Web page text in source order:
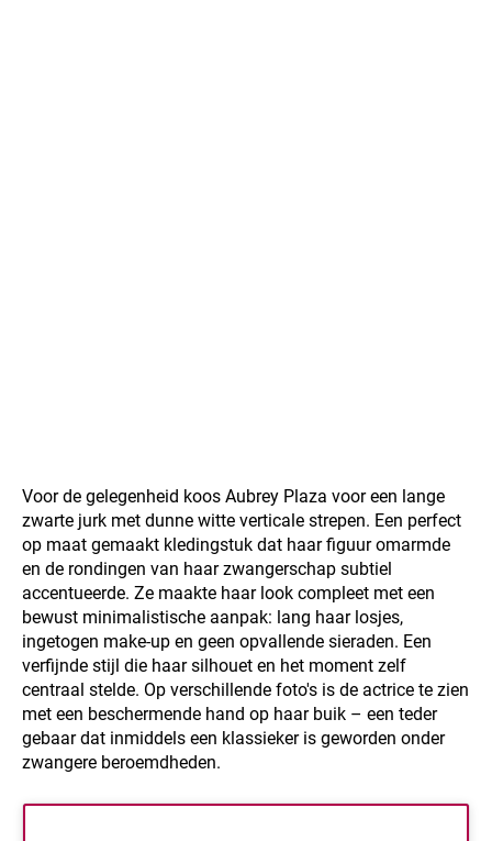
Voor de gelegenheid koos Aubrey Plaza voor een lange
zwarte jurk met dunne witte verticale strepen. Een perfect
op maat gemaakt kledingstuk dat haar figuur omarmde
en de rondingen van haar zwangerschap subtiel
accentueerde. Ze maakte haar look compleet met een
bewust minimalistische aanpak: lang haar losjes,
ingetogen make-up en geen opvallende sieraden. Een
verfijnde stijl die haar silhouet en het moment zelf
centraal stelde. Op verschillende foto's is de actrice te zien
met een beschermende hand op haar buik – een teder
gebaar dat inmiddels een klassieker is geworden onder
zwangere beroemdheden.